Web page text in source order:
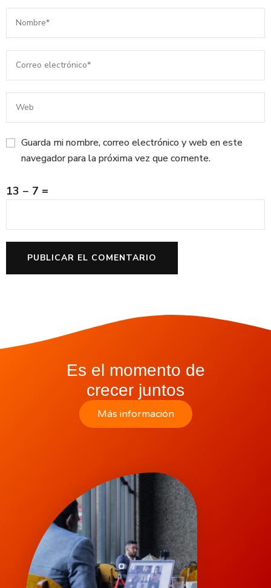
Guarda mi nombre, correo electrónico y web en este
navegador para la próxima vez que comente.
13 − 7 =
Es el momento de
crecer juntos
Más información